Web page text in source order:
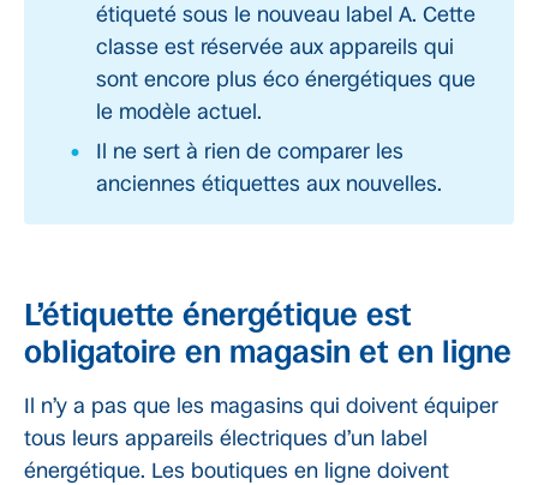
étiqueté sous le nouveau label A. Cette
classe est réservée aux appareils qui
sont encore plus éco énergétiques que
le modèle actuel.
Il ne sert à rien de comparer les
anciennes étiquettes aux nouvelles.
L’étiquette énergétique est
obligatoire en magasin et en ligne
Il n’y a pas que les magasins qui doivent équiper
tous leurs appareils électriques d’un label
énergétique. Les boutiques en ligne doivent